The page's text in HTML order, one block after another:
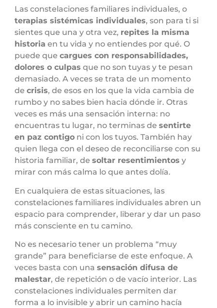
Las constelaciones familiares individuales, o
terapias sistémicas individuales, son para ti si
sientes que una y otra vez, repites la misma
historia en tu vida y no entiendes por qué. O
puede que cargues con responsabilidades,
dolores o culpas que no son tuyas y te pesan
demasiado. A veces se trata de un momento
de crisis, de esos en los que la vida cambia de
rumbo y no sabes bien hacia dónde ir. Otras
veces es más una sensación interna: no
encuentras tu lugar, no terminas de sentirte
en paz contigo ni con los tuyos. También hay
quien llega con el deseo de reconciliarse con su
historia familiar, de soltar resentimientos y
mirar con más calma lo que antes dolía.
En cualquiera de estas situaciones, las
constelaciones familiares individuales abren un
espacio para comprender, liberar y dar un paso
más consciente en tu camino.
No es necesario tener un problema “muy
grande” para beneficiarse de este enfoque. A
veces basta con una sensación difusa de
malestar, de repetición o de vacío interior. Las
constelaciones individuales permiten dar
forma a lo invisible y abrir un camino hacía